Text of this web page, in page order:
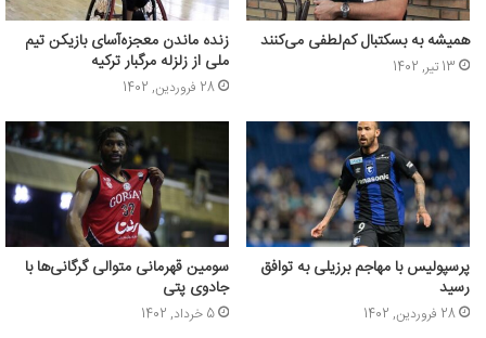
همیشه به بسکتبال کم‌لطفی می‌کنند
13 تیر, 1402
زنده ماندن معجزه‌آسای بازیکن تیم
ملی از زلزله مرگبار ترکیه
28 فروردین, 1402
پرسپولیس با مهاجم برزیلی به توافق
رسید
28 فروردین, 1402
سومین قهرمانی متوالی گرگانی‌ها با
جادوی پتی
5 خرداد, 1402